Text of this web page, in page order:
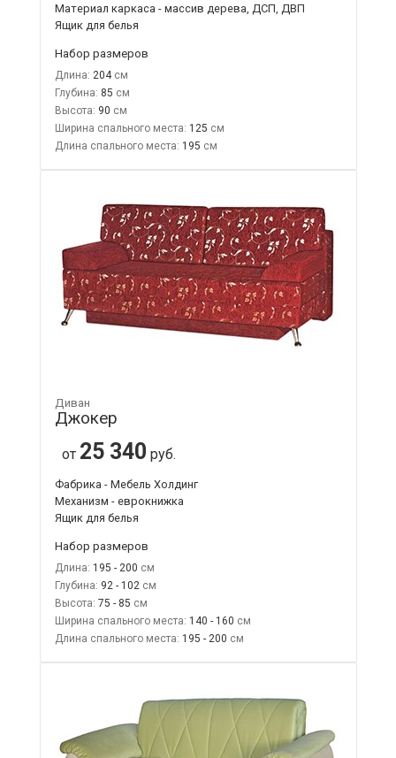
Материал каркаса - массив дерева, ДСП, ДВП
Ящик для белья
Набор размеров
Длина: 204
Глубина: 85
Высота: 90
Ширина спального места: 125
Длина спального места: 195
Диван
Джокер
от 25 340 руб.
Фабрика - Мебель Холдинг
Механизм - еврокнижка
Ящик для белья
Набор размеров
Длина: 195 - 200
Глубина: 92 - 102
Высота: 75 - 85
Ширина спального места: 140 - 160
Длина спального места: 195 - 200